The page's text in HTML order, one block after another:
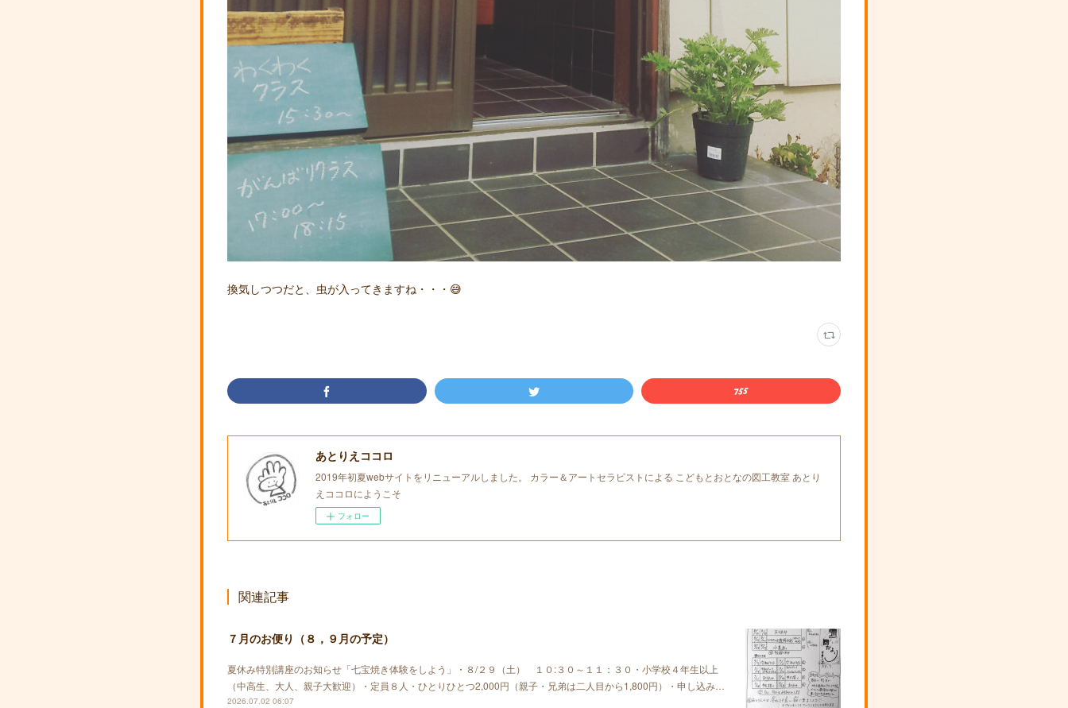
換気しつつだと、虫が入ってきますね・・・😅
あとりえココロ
2019年初夏webサイトをリニューアルしました。 カラー＆アートセラピストによる こどもとおとなの図工教室 あとり
えココロにようこそ
フォロー
関連記事
７月のお便り（８，９月の予定）
夏休み特別講座のお知らせ「七宝焼き体験をしよう」・８/２９（土） １０:３０～１１：３０・小学校４年生以上
（中高生、大人、親子大歓迎）・定員８人・ひとりひとつ2,000円（親子・兄弟は二人目から1,800円）・申し込み…
2026.07.02 06:07